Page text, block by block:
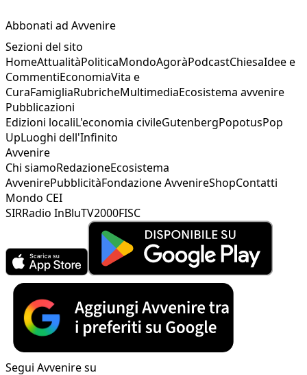
Abbonati ad Avvenire
Sezioni del sito
HomeAttualitàPoliticaMondoAgoràPodcastChiesaIdee e
CommentiEconomiaVita e
CuraFamigliaRubricheMultimediaEcosistema avvenire
Pubblicazioni
Edizioni localiL'economia civileGutenbergPopotusPop
UpLuoghi dell'Infinito
Avvenire
Chi siamoRedazioneEcosistema
AvvenirePubblicitàFondazione AvvenireShopContatti
Mondo CEI
SIRRadio InBluTV2000FISC
Segui Avvenire su